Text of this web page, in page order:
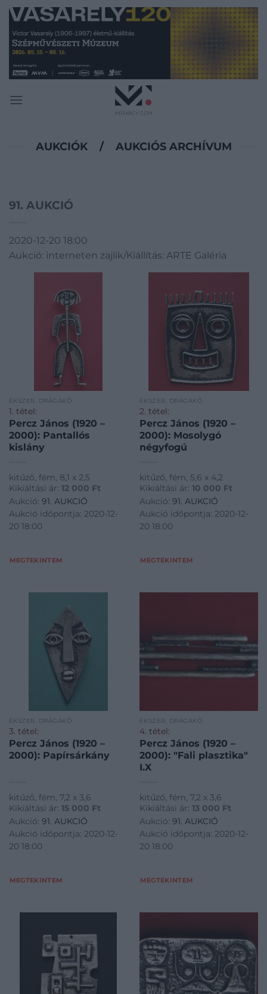
Skip
content
AUKCIÓK / AUKCIÓS ARCHÍVUM
91. AUKCIÓ
2020-12-20 18:00
Aukció: interneten zajlik/Kiállítás: ARTE Galéria
ÉKSZER, DRÁGAKŐ
1. tétel:
Percz János (1920 –
2000): Pantallós
kislány
kitűző, fém, 8,1 x 2,5
Kikiáltási ár: 12 000 Ft
Aukció: 91. AUKCIÓ
Aukció időpontja: 2020-12-
20 18:00
MEGTEKINTEM
ÉKSZER, DRÁGAKŐ
2. tétel:
Percz János (1920 –
2000): Mosolygó
négyfogú
kitűző, fém, 5,6 x 4,2
Kikiáltási ár: 10 000 Ft
Aukció: 91. AUKCIÓ
Aukció időpontja: 2020-12-
20 18:00
MEGTEKINTEM
ÉKSZER, DRÁGAKŐ
3. tétel:
Percz János (1920 –
2000): Papírsárkány
kitűző, fém, 7,2 x 3,6
Kikiáltási ár: 15 000 Ft
Aukció: 91. AUKCIÓ
Aukció időpontja: 2020-12-
20 18:00
MEGTEKINTEM
ÉKSZER, DRÁGAKŐ
4. tétel:
Percz János (1920 –
2000): "Fali plasztika"
I.X
kitűző, fém, 7,2 x 3,6
Kikiáltási ár: 13 000 Ft
Aukció: 91. AUKCIÓ
Aukció időpontja: 2020-12-
20 18:00
MEGTEKINTEM